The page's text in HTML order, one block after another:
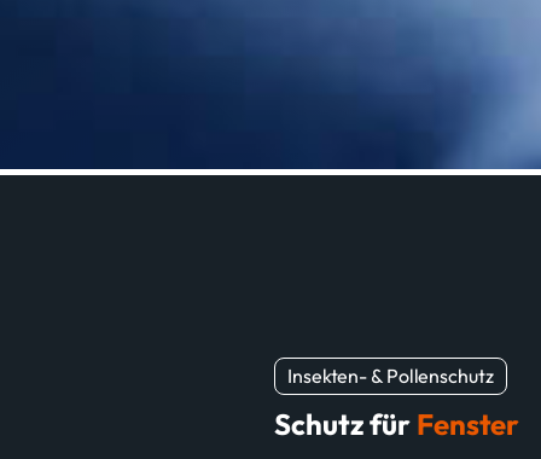
Insekten-​ & Pol­len­schutz
Schutz für Fens­ter